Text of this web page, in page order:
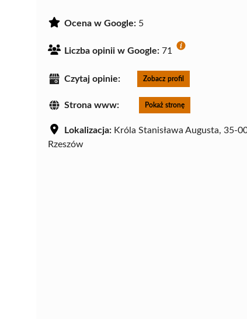
Ocena w Google: 5
Liczba opinii w Google: 71
Czytaj opinie: Zobacz profil
Strona www: Pokaż stronę
Lokalizacja: Króla Stanisława Augusta, 35-
Rzeszów